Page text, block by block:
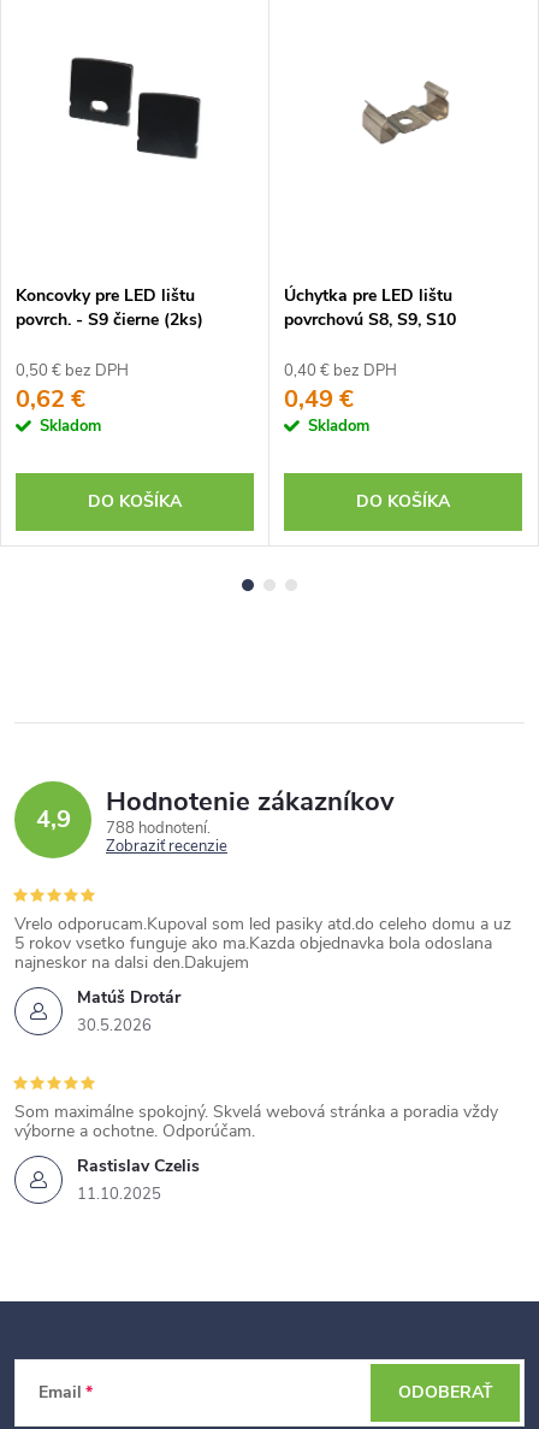
Koncovky pre LED lištu
povrch. - S9 čierne (2ks)
0,50 € bez DPH
0,62 €
Skladom
DO KOŠÍKA
Úchytka pre LED lištu
povrchovú S8, S9, S10
0,40 € bez DPH
0,49 €
Skladom
DO KOŠÍKA
4,9 Hodnotenie zákazníkov
788 hodnotení
Zobraziť recenzie
Matúš Drotár
30.5.2026
Vrelo odporucam.Kupoval som led pasiky atd.do celeho domu a uz
5 rokov vsetko funguje ako ma.Kazda objednavka bola odoslana
najneskor na dalsi den.Dakujem
Rastislav Czelis
11.10.2025
Som maximálne spokojný. Skvelá webová stránka a poradia vždy
výborne a ochotne. Odporúčam.
Email ODOBERAŤ